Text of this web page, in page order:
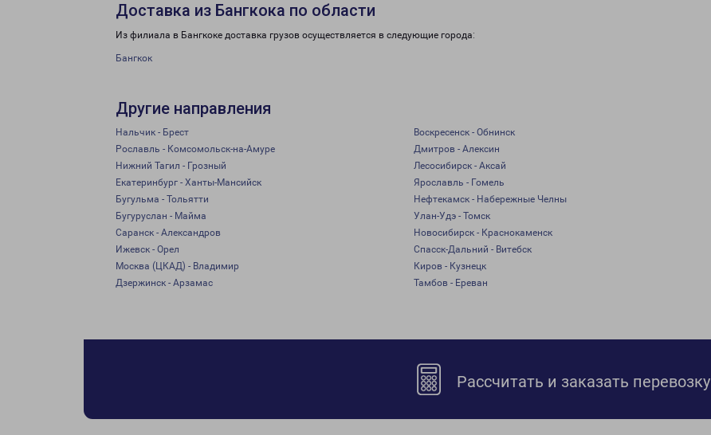
Доставка из Бангкока по области
Из филиала в Бангкоке доставка грузов осуществляется в следующие города:
Бангкок
Другие направления
Нальчик - Брест Воскресенск - Обнинск
Рославль - Комсомольск-на-Амуре
Дмитров - Алексин
Нижний Тагил - Грозный
Лесосибирск - Аксай
Екатеринбург - Ханты-Мансийск
Ярославль - Гомель
Бугульма - Тольятти
Нефтекамск - Набережные Челны
Бугуруслан - Майма
Улан-Удэ - Томск
Саранск - Александров
Новосибирск - Краснокаменск
Ижевск - Орел
Спасск-Дальний - Витебск
Москва (ЦКАД) - Владимир
Киров - Кузнецк
Дзержинск - Арзамас
Тамбов - Ереван
Рассчитать и заказать перевозку